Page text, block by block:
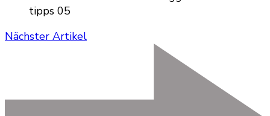
Nächster Artikel